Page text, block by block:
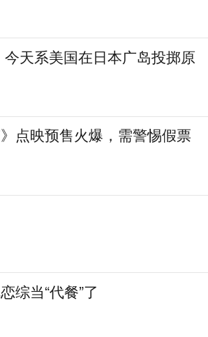
天系美国在日本广岛投掷原
点映预售火爆，需警惕假票
综当“代餐”了